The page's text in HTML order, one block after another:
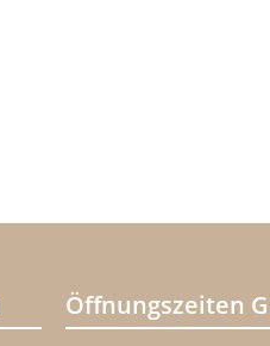
Öffnungszeiten